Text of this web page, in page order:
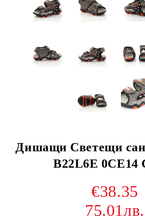
Дишащи Светещи
B22L6E 0CE14
€38.35
75.01лв.